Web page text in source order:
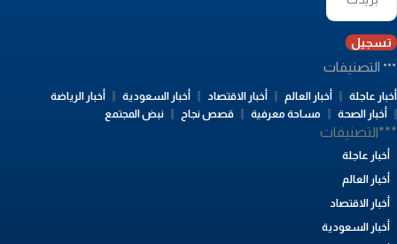
تسجيل
التصنيفات
عاجلة أخبار العالم أخبار الاقتصاد أخبار السعودية
أخبار الرياضة
أخبار الصحة
مساحة معرفية قصص نجاح نبض المجتمع
أخبار عاجلة
أخبار العالم
أخبار الاقتصاد
أخبار السعودية